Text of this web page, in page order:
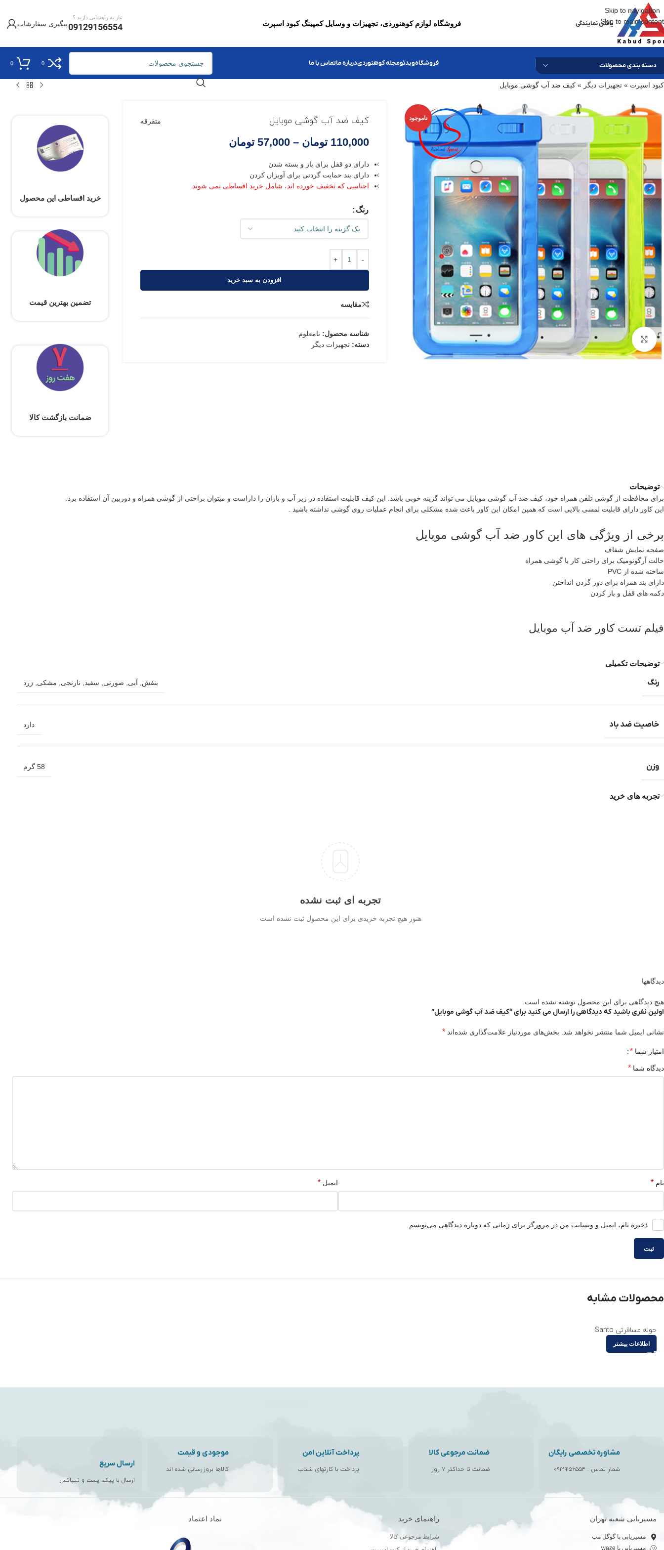
Skip to navigation
Skip to main contentیافتن نمایندگی فروشگاه لوازم کوهنوردی، تجهیزات و وسایل کمپینگ کبود اسپرت
نیاز به راهنمایی دارید ؟
09129156554پیگیری سفارشات
دسته بندی محصولات فروشگاهویدئومجله کوهنوردیدرباره ماتماس با ما 0
0
کبود اسپرت » تجهیزات دیگر » کیف ضد آب گوشی موبایل
ناموجود
بزرگنمایی تصویر
متفرقه
کیف ضد آب گوشی موبایل
110,000 تومان –
57,000 تومان
دارای دو قفل برای باز و بسته شدن
دارای بند حمایت گردنی برای آویزان کردن
اجناسی که تخفیف خورده اند، شامل خرید اقساطی نمی شوند.
رنگ
-
+
افزودن به سبد خرید
مقایسه
شناسه محصول: نامعلوم
دسته: تجهیزات دیگر
خرید اقساطی این محصول
تضمین بهترین قیمت
ضمانت بازگشت کالا
توضیحات
برای محافظت از گوشی تلفن همراه خود، کیف ضد آب گوشی موبایل می تواند گزینه خوبی باشد. این کیف قابلیت استفاده در زیر آب و باران را داراست و میتوان براحتی از گوشی همراه و دوربین آن استفاده برد.
این کاور دارای قابلیت لمسی بالایی است که همین امکان این کاور باعث شده مشکلی برای انجام عملیات روی گوشی نداشته باشید .
برخی از ویژگی های این کاور ضد آب گوشی موبایل
صفحه نمایش شفاف
حالت آرگونومیک برای راحتی کار با گوشی همراه
ساخته شده از PVC
دارای بند همراه برای دور گردن انداختن
دکمه های قفل و باز کردن
فیلم تست کاور ضد آب موبایل
توضیحات تکمیلی
رنگ بنفش آبی صورتی سفید نارنجی مشکی زرد
خاصیت ضد باد دارد
وزن 58 گرم
تجربه های خرید
تجربه ای ثبت نشده
هنوز هیچ تجربه خریدی برای این محصول ثبت نشده است
دیدگاهها
هیچ دیدگاهی برای این محصول نوشته نشده است.
اولین نفری باشید که دیدگاهی را ارسال می کنید برای “کیف ضد آب گوشی موبایل”
نشانی ایمیل شما منتشر نخواهد شد. بخش‌های موردنیاز علامت‌گذاری شده‌اند *
امتیاز شما *
دیدگاه شما *
نام * ایمیل *
ذخیره نام، ایمیل و وبسایت من در مرورگر برای زمانی که دوباره دیدگاهی می‌نویسم.
محصولات مشابه
حوله مسافرتی Santo
اطلاعات بیشتر
مشاوره تخصصی رایگان
شمار تماس : ۰۹۱۲۹۱۵۶۵۵۴
ضمانت مرجوعی کالا
ضمانت تا حداکثر ۷ روز
پرداخت آنلاین امن
پرداخت با کارتهای شتاب
موجودی و قیمت
کالاها بروزرسانی شده اند
ارسال سریع
ارسال با پیک، پست و تیپاکس
مسیربابی شعبه تهران
مسیریابی با گوگل مپ
مسیریابی با waze
راهنمای خرید
شرایط مرجوعی کالا
نماد اعتماد